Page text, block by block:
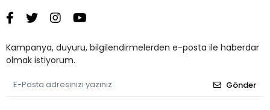
Kampanya, duyuru, bilgilendirmelerden e-posta ile haberdar
olmak istiyorum.
Gönder